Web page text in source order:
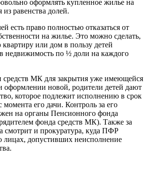
оформлять купленное жилье на
из равенства долей.
есть право полностью отказаться от
на жилье. Это можно сделать,
или дом в пользу детей
недвижимость по ½ доли на каждого
средств МК для закрытия уже имеющейся
оформлении новой, родители детей дают
которое подлежит исполнению в срок
момента его дачи. Контроль за его
на органы Пенсионного фонда
фонда средств МК). Также за
смотрит и прокуратура, куда ПФР
лицах, допустивших неисполнение